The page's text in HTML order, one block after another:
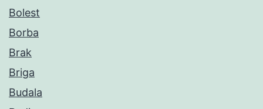
Bolest
Borba
Brak
Briga
Budala